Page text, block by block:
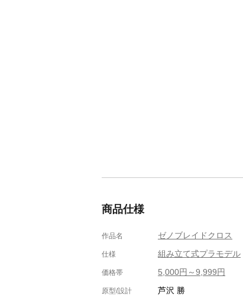
商品仕様
作品名 ゼノブレイドクロス
仕様 組み立て式プラモデル
価格帯 5,000円～9,999円
原型/設計 芦沢 勝